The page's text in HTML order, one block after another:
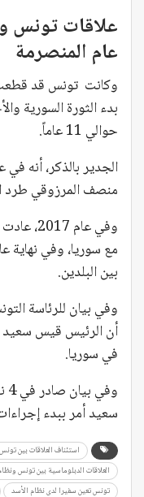
عام المنصرمة
وكانت تونس قد قطعت
بدء الثورة السورية
حوالي 11 عاماً.
منصف المرزوقي طرد
وفي عام
بين البلدين.
أن الرئيس قيس سعيد
في سوريا.
سعيد أمر ببدء
استئناف العلاقات بين
العلاقات الدبلوماسية بين تونس
تونس تعين سفيرا لدى نظام الأسد